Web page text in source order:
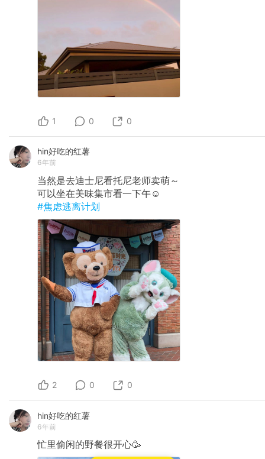
1 0 0
hin好吃的红薯
6年前
当然是去迪士尼看托尼老师卖萌～
可以坐在美味集市看一下午☺️
#焦虑逃离计划
2 0 0
hin好吃的红薯
6年前
忙里偷闲的野餐很开心🥳